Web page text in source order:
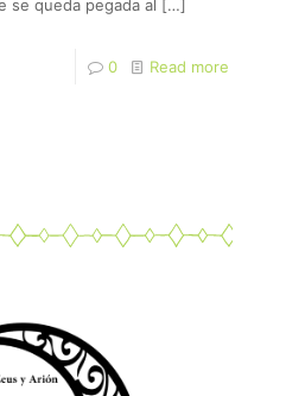
se queda pegada al […]
0 Read more